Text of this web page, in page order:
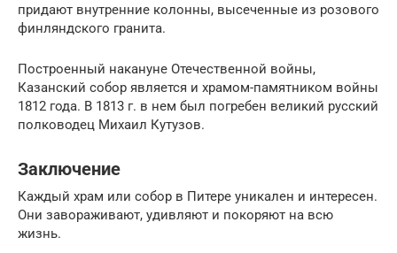
придают внутренние колонны, высеченные из розового
финляндского гранита.
Построенный накануне Отечественной войны,
Казанский собор является и храмом-памятником войны
1812 года. В 1813 г. в нем был погребен великий русский
полководец Михаил Кутузов.
Заключение
Каждый храм или собор в Питере уникален и интересен.
Они завораживают, удивляют и покоряют на всю
жизнь.